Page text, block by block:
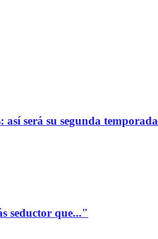
será su segunda temporada
seductor que..."